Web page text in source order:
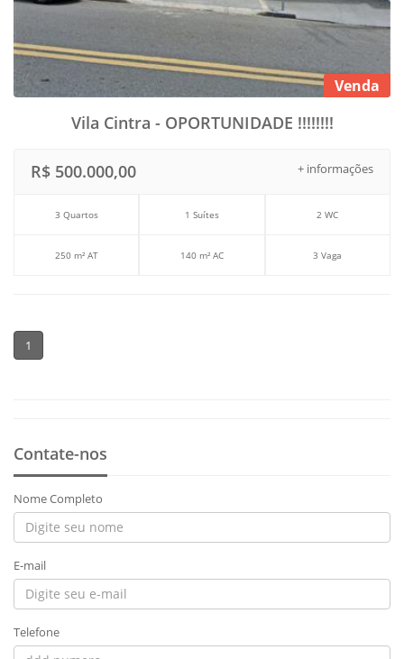
Venda
Vila Cintra - OPORTUNIDADE !!!!!!!!
+ informações
R$ 500.000,00
3 Quartos 1 Suítes 2 WC
250 m² AT 140 m² AC 3 Vaga
1
Contate-nos
Nome Completo
E-mail
Telefone